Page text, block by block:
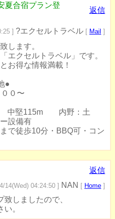
合宿プラン登
返信
] ?エクセルトラベル [ Mail ]
します。
エクセルトラベル」です。
お得な情報満載！
●
０〜
中堅115m 内野：土
設備有
で徒歩10分・BBQ可・コン
返信
14(Wed) 04:24:50 ] NAN [ Home ]
しましたので、
。